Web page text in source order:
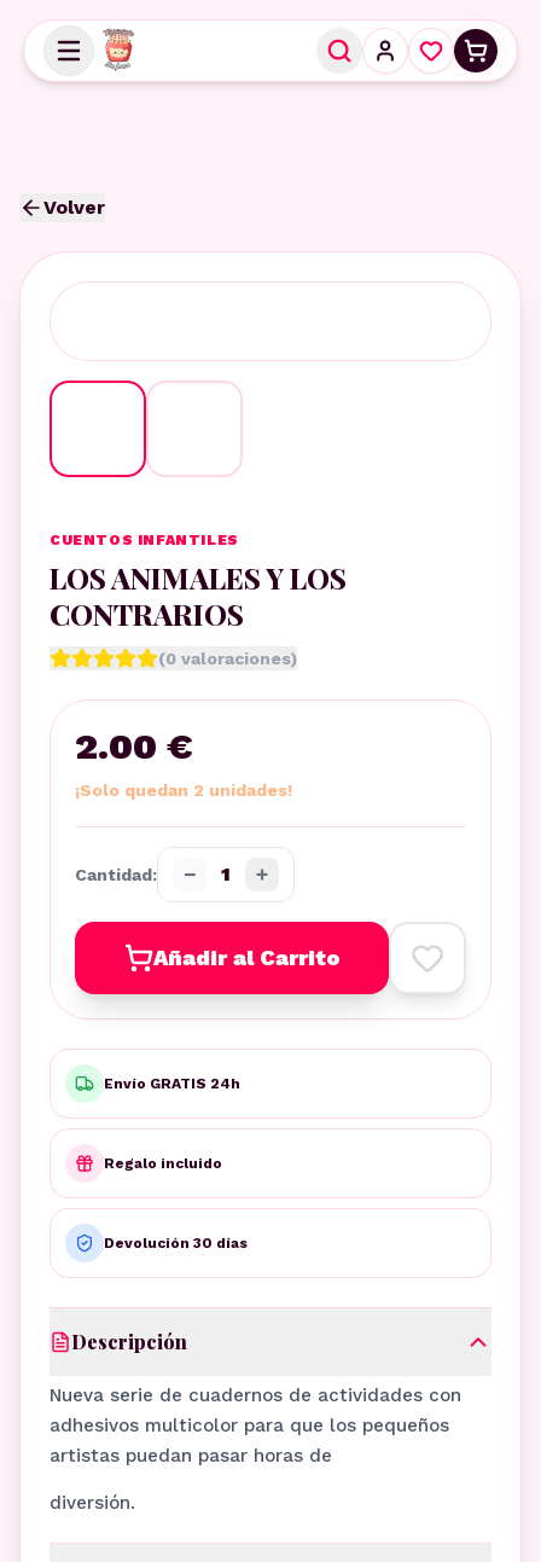
Volver
CUENTOS INFANTILES
LOS ANIMALES Y LOS
CONTRARIOS
(0 valoraciones)
2.00 €
¡Solo quedan 2 unidades!
Cantidad: − 1 +
Añadir al Carrito
Envío GRATIS 24h
Regalo incluido
Devolución 30 días
Descripción
Nueva serie de cuadernos de actividades con
adhesivos multicolor para que los pequeños
artistas puedan pasar horas de
diversión.